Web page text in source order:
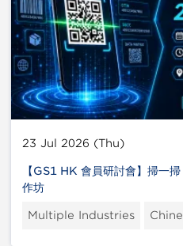
23 Jul 2026 (Thu)
【GS1 HK 會員研討會】掃一
作坊
Multiple Industries